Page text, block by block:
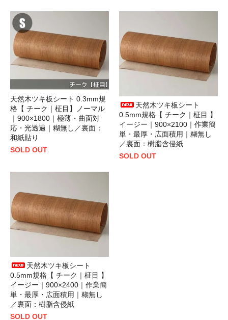
天然木ツキ板シート 0.3mm規
格【 チーク｜柾目】ノーマル
｜900×1800｜極薄・曲面対
応・光透過｜糊無し／裏面：
和紙貼り
SOLD OUT
天然木ツキ板シート
0.5mm規格【 チーク｜柾目 】
イージー｜900×2100｜作業簡
単・最厚・広面積用｜糊無し
／裏面：樹脂含侵紙
SOLD OUT
天然木ツキ板シート
0.5mm規格【 チーク｜柾目 】
イージー｜900×2400｜作業簡
単・最厚・広面積用｜糊無し
／裏面：樹脂含侵紙
SOLD OUT